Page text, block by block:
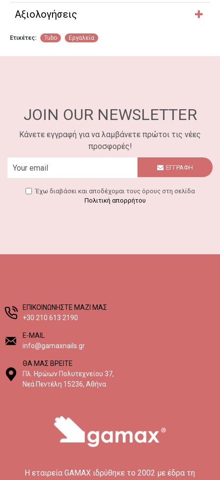
Αξιολογήσεις
Ετικέτες: Tubo Εργαλεία
JOIN OUR NEWSLETTER
Κάνετε εγγραφή για να λαμβάνετε πρώτοι τις νέες
προσφορές!
ΕΓΓΡΑΦΗ
Έχω διαβάσει και αποδέχομαι τους όρους στη σελίδα
Πολιτική απορρήτου
EΠΙΚΟΙΝΩΝΗΣΤΕ ΜΑΖΙ ΜΑΣ
+30 210 613 2190
E-MAIL
info@gamaxnails.gr
ΘΑ ΜΑΣ ΒΡΕΙΤΕ
Πλ. Ηρώων Πολυτεχνείου 37,
Νεά Πεντέλη 15236, Αθήνα
H εταιρεία GAMAX ιδρύθηκε το 2002 με έδρα τη